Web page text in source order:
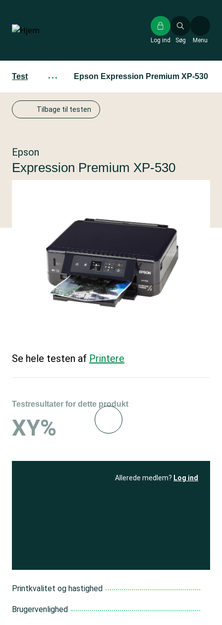
hovedindhold
Søg
Log ind Menu
Test ··· Epson Expression Premium XP-530
Tilbage til testen
Epson
Expression Premium XP-530
Se hele testen af Printere
Testresultater for dette produkt
XY%
Allerede medlem? Log ind
Printkvalitet og hastighed
Brugervenlighed